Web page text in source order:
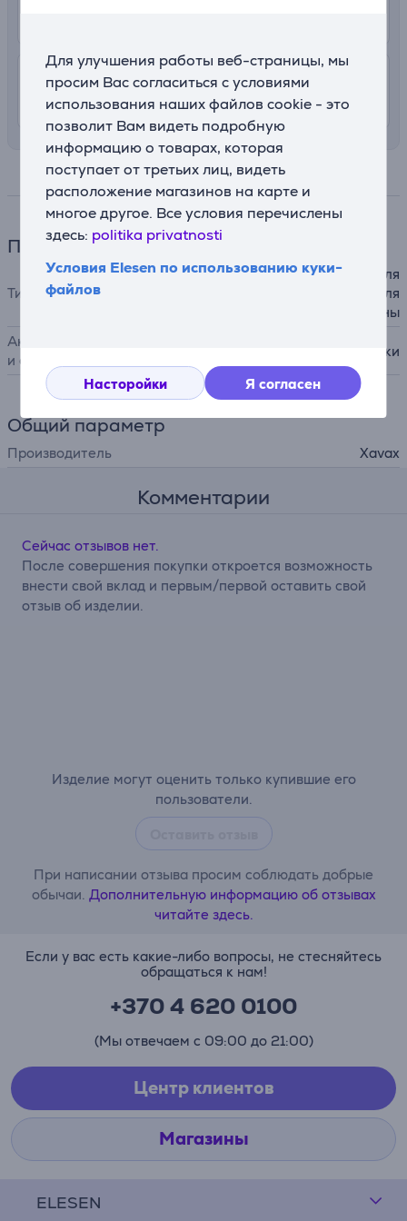
Для улучшения работы веб-страницы, мы
просим Вас согласиться с условиями
использования наших файлов cookie - это
позволит Вам видеть подробную
информацию о товарах, которая
поступает от третьих лиц, видеть
расположение магазинов на карте и
многое другое. Все условия перечислены
здесь: politika privatnosti
Условия Elesen по использованию куки-
файлов
Насторойки Я согласен
Доставка в квартиру
11. - 13. августа
Спецификация
Принадлежности
Тип принадлежности
для сушильной машины, для
посудомоечной машины, для
стиральной машины
Аксессуары для стиральных
и сушильных машин
вибропоглощающие ножки
Общий параметр
Производитель Xavax
Комментарии
Изделие могут оценить только купившие его
пользователи.
При написании отзыва просим соблюдать добрые
обычаи. Дополнительную информацию об отзывах
читайте здесь.
Сейчас отзывов нет.
После совершения покупки откроется возможность
внести свой вклад и первым/первой оставить свой
отзыв об изделии.
ELESEN
Если у вас есть какие-либо вопросы, не стесняйтесь
обращаться к нам!
+370 4 620 0100
(Мы отвечаем с 09:00 до 21:00)
Центр клиентов
Магазины